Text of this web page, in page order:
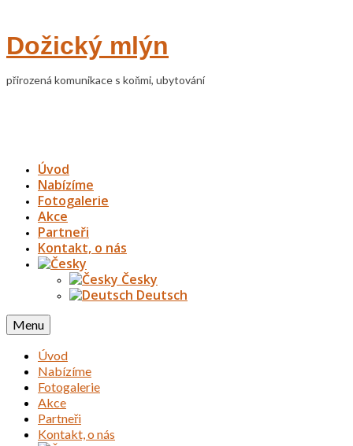
Dožický mlýn
přirozená komunikace s koňmi, ubytování
Úvod
Nabízíme
Fotogalerie
Akce
Partneři
Kontakt, o nás
Česky
Deutsch
Menu
Úvod
Nabízíme
Fotogalerie
Akce
Partneři
Kontakt, o nás